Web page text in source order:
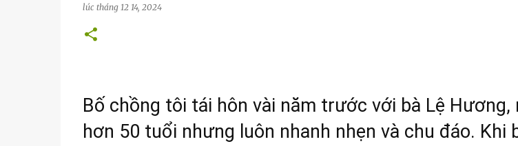
lúc tháng 12 14, 2024
Bố chồng tôi tái hôn vài năm trước với bà Lệ
hơn 50 tuổi nhưng luôn nhanh nhẹn và chu đáo. Khi